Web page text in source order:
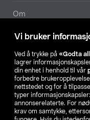
Vi bruker
Ved å trykke på «Godta
lagrer
din enhet i henhold til vår
forbedre
nettstedet og for å
typer
annonserelaterte. For
krav om samtykke,
Om
Aktuelt
Våre selskaper